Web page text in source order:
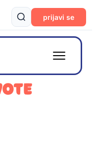
prijavi se